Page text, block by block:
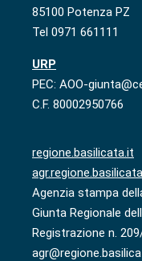
85100 Potenza PZ
Tel 0971 661111
URP
PEC: AOO-
C.F. 80002950766
regione.basilicata.it
Agenzia stampa
Giunta Regionale
Registrazione n.